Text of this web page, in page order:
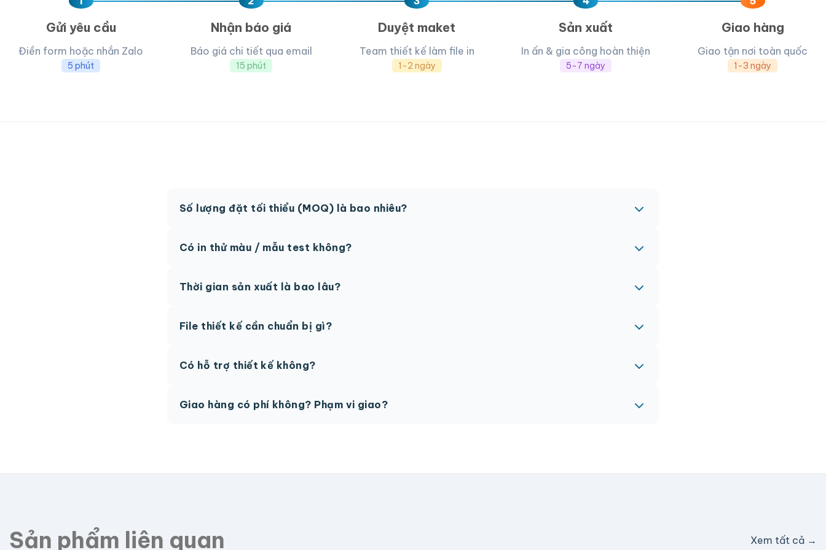
Gửi yêu cầu
Điền form hoặc nhắn Zalo
5 phút
Nhận báo giá
Báo giá chi tiết qua email
15 phút
Duyệt maket
Team thiết kế làm file in
1-2 ngày
Sản xuất
In ấn & gia công hoàn thiện
5-7 ngày
Giao hàng
Giao tận nơi toàn quốc
1-3 ngày
Số lượng đặt tối thiểu (MOQ) là bao nhiêu?
Có in thử màu / mẫu test không?
thức.
Thời gian sản xuất là bao lâu?
hệ để được tư vấn.
File thiết kế cần chuẩn bị gì?
phí.
Có hỗ trợ thiết kế không?
Giao hàng có phí không? Phạm vi giao?
Sản phẩm liên quan Xem tất cả →